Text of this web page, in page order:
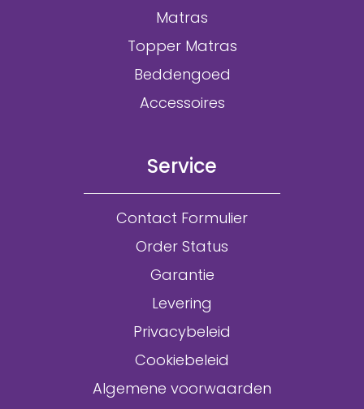
Matras
Topper Matras
Beddengoed
Accessoires
Service
Contact Formulier
Order Status
Garantie
Levering
Privacybeleid
Cookiebeleid
Algemene voorwaarden